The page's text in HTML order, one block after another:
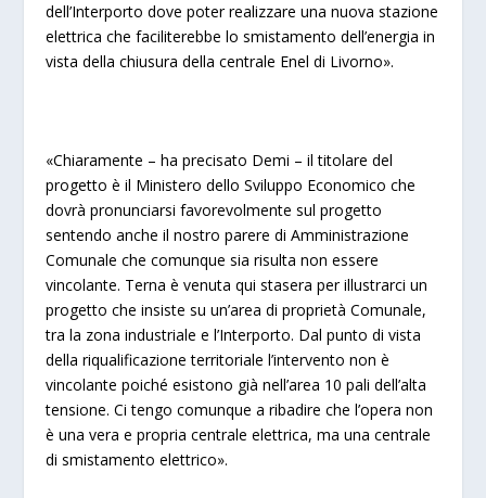
dell’Interporto dove poter realizzare una nuova stazione
elettrica che faciliterebbe lo smistamento dell’energia in
vista della chiusura della centrale Enel di Livorno».
«Chiaramente – ha precisato Demi – il titolare del
progetto è il Ministero dello Sviluppo Economico che
dovrà pronunciarsi favorevolmente sul progetto
sentendo anche il nostro parere di Amministrazione
Comunale che comunque sia risulta non essere
vincolante. Terna è venuta qui stasera per illustrarci un
progetto che insiste su un’area di proprietà Comunale,
tra la zona industriale e l’Interporto. Dal punto di vista
della riqualificazione territoriale l’intervento non è
vincolante poiché esistono già nell’area 10 pali dell’alta
tensione. Ci tengo comunque a ribadire che l’opera non
è una vera e propria centrale elettrica, ma una centrale
di smistamento elettrico».